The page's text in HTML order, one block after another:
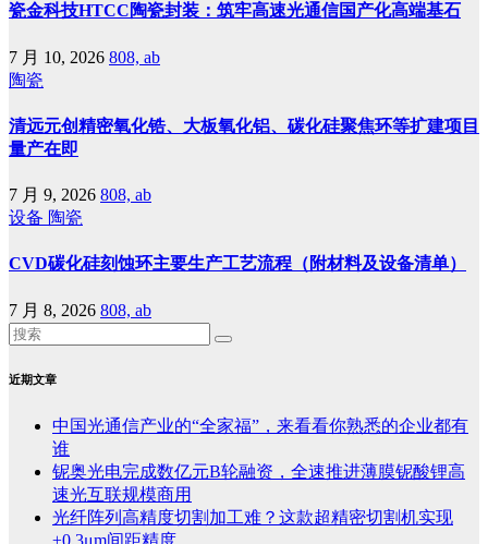
瓷金科技HTCC陶瓷封装：筑牢高速光通信国产化高端基石
7 月 10, 2026 808, ab
陶瓷
清远元创精密氧化锆、大板氧化铝、碳化硅聚焦环等扩建项目
量产在即
7 月 9, 2026 808, ab
设备 陶瓷
CVD碳化硅刻蚀环主要生产工艺流程（附材料及设备清单）
7 月 8, 2026 808, ab
近期文章
中国光通信产业的“全家福”，来看看你熟悉的企业都有
谁
铌奥光电完成数亿元B轮融资，全速推进薄膜铌酸锂高
速光互联规模商用
光纤阵列高精度切割加工难？这款超精密切割机实现
±0.3μm间距精度